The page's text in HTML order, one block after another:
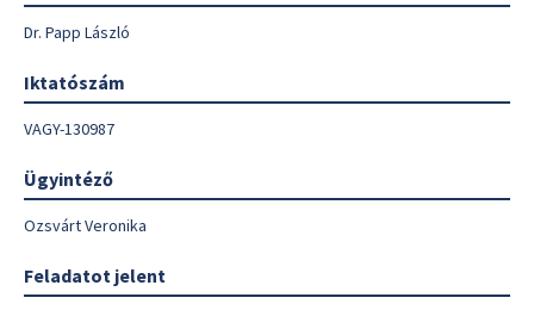
Dr. Papp László
Iktatószám
VAGY-130987
Ügyintéző
Ozsvárt Veronika
Feladatot jelent